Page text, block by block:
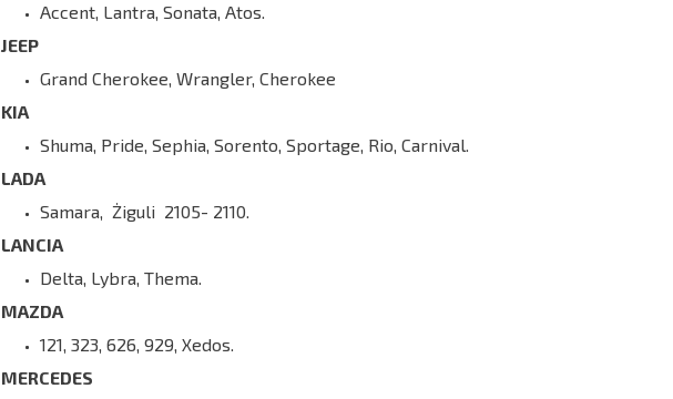
Accent, Lantra, Sonata, Atos.
JEEP
Grand Cherokee, Wrangler, Cherokee
KIA
Shuma, Pride, Sephia, Sorento, Sportage, Rio, Carnival.
LADA
Samara, Żiguli 2105- 2110.
LANCIA
Delta, Lybra, Thema.
MAZDA
121, 323, 626, 929, Xedos.
MERCEDES